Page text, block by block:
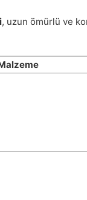
, uzun ömürlü ve